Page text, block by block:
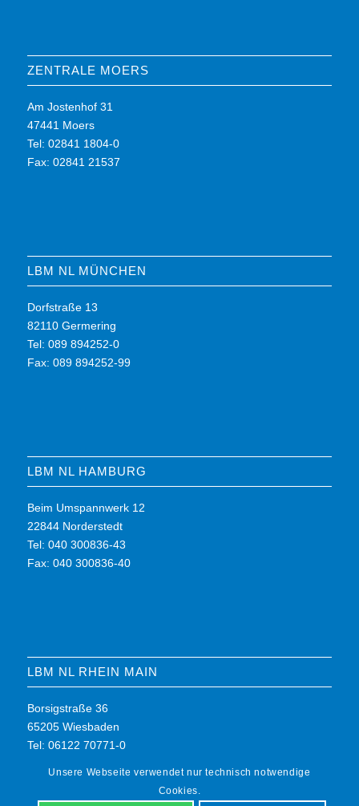
ZENTRALE MOERS
Am Jostenhof 31
47441 Moers
Tel: 02841 1804-0
Fax: 02841 21537
LBM NL MÜNCHEN
Dorfstraße 13
82110 Germering
Tel: 089 894252-0
Fax: 089 894252-99
LBM NL HAMBURG
Beim Umspannwerk 12
22844 Norderstedt
Tel: 040 300836-43
Fax: 040 300836-40
LBM NL RHEIN MAIN
Borsigstraße 36
65205 Wiesbaden
Tel: 06122 70771-0
Unsere Webseite verwendet nur technisch notwendige
Cookies.